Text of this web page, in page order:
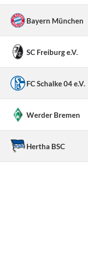
Bayern München
SC Freiburg e.V.
FC Schalke 04 e.V.
Werder Bremen
Hertha BSC